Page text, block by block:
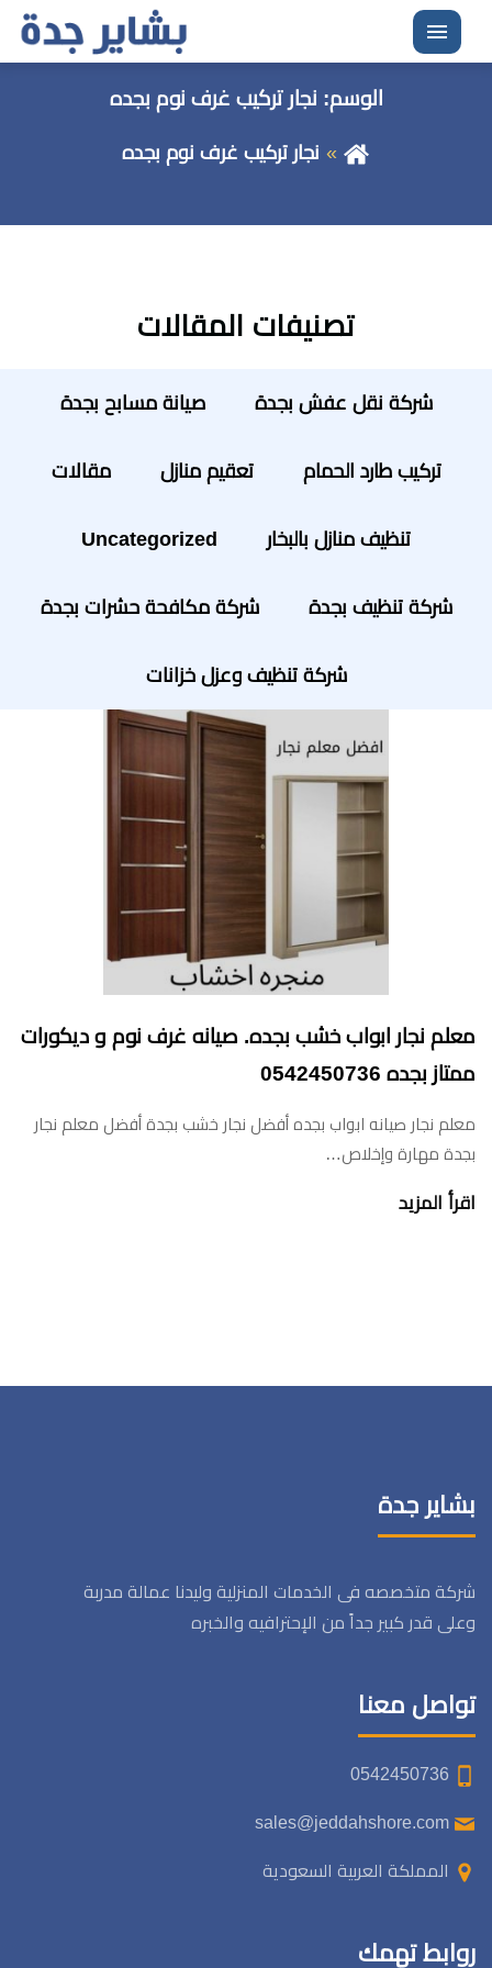
القائمة
الوسم: نجار تركيب غرف نوم بجده
نجار تركيب غرف نوم بجده
تصنيفات المقالات
شركة نقل عفش بجدة صيانة مسابح بجدة
تركيب طارد الحمام تعقيم منازل مقالات
تنظيف منازل بالبخار Uncategorized
شركة تنظيف بجدة شركة مكافحة حشرات بجدة
شركة تنظيف وعزل خزانات
معلم نجار ابواب خشب بجده. صيانه غرف نوم و ديكورات
ممتاز بجده 0542450736
معلم نجار صيانه ابواب بجده أفضل نجار خشب بجدة أفضل معلم نجار
بجدة مهارة وإخلاص…
اقرأ المزيد
بشاير جدة
شركة متخصصه فى الخدمات المنزلية وليدنا عمالة مدربة
وعلى قدر كبير جداً من الإحترافيه والخبره
تواصل معنا
المملكة العربية السعودية
روابط تهمك